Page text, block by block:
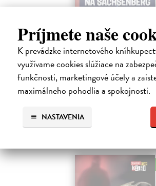
Príjmete naše
K prevádzke internetového
využívame cookies slúžiace na
funkčnosti, marketingové účely a
maximálneho pohodlia a spokojnosti.
NASTAVENIA
Tramwaj na Sachsenberg
Sagitarius Petr| Kniha
Tramwaj Cafe je kavárna v polském Těšíně a
sbíhají všechny nitky související s dalším
musí vyřešit Roman Saran, major ostravské
Jak…
Zasielame do 12 dní
15,91 €
16,40 € ?